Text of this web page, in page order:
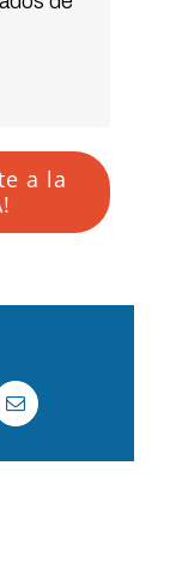
a la
Correo
electrónico